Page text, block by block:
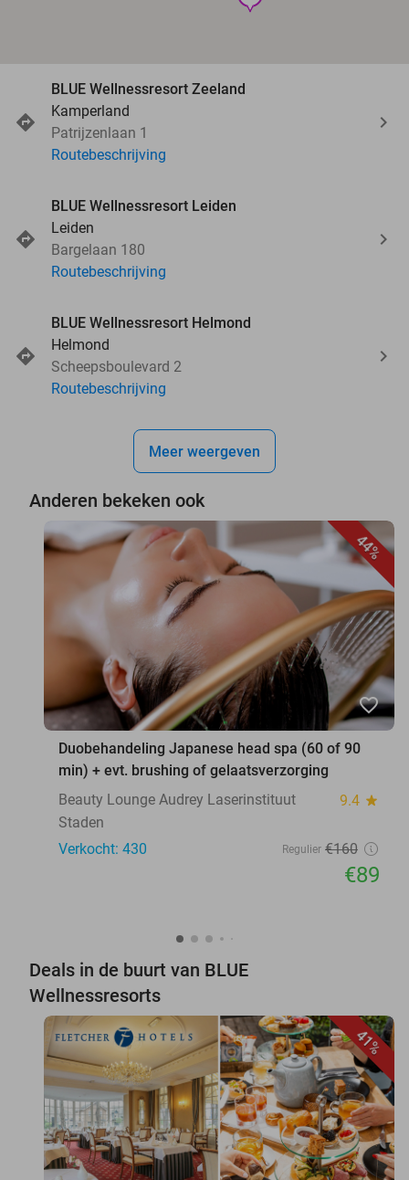
BLUE Wellnessresort Zeeland
Kamperland
Patrijzenlaan 1
Routebeschrijving
BLUE Wellnessresort Leiden
Leiden
Bargelaan 180
Routebeschrijving
BLUE Wellnessresort Helmond
Helmond
Scheepsboulevard 2
Routebeschrijving
Meer weergeven
Anderen bekeken ook
44%
favorite_border
Duobehandeling Japanese head spa (60 of 90
min) + evt. brushing of gelaatsverzorging
Beauty Lounge Audrey Laserinstituut
9.4 star
Staden
Verkocht: 430
Regulier €160
€89
Deals in de buurt van BLUE
Wellnessresorts
41%